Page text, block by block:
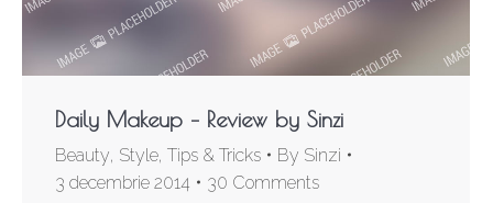
Daily Makeup – Review by Sinzi
Beauty, Style, Tips & Tricks By Sinzi
3 decembrie 2014
30 Comments